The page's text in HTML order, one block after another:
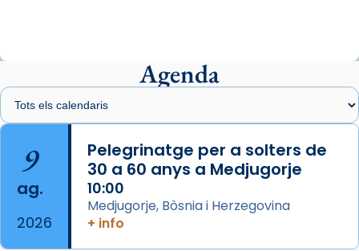
presidit aquest 27 de juliol la missa de Les
Santes de Mataró.
🔗
📸 J. Merino
Photo
View on Facebook ·
Agenda
9
ag.
2026
Pelegrinatge per a solters de
30 a 60 anys a Medjugorje
10:00
Medjugorje, Bòsnia i Herzegovina
+ info